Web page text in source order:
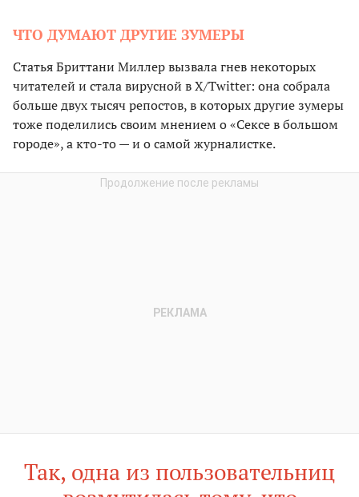
ЧТО ДУМАЮТ ДРУГИЕ ЗУМЕРЫ
Статья Бриттани Миллер вызвала гнев некоторых
читателей и стала вирусной в X/Twitter: она собрала
больше двух тысяч репостов, в которых другие зумеры
тоже поделились своим мнением о «Сексе в большом
городе», а кто-то — и о самой журналистке.
Так, одна из пользовательниц